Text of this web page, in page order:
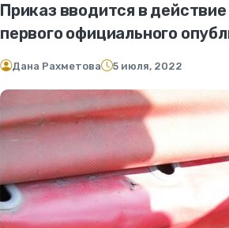
Приказ вводится в
первого официального
Дана Рахметова 5 июля, 2022